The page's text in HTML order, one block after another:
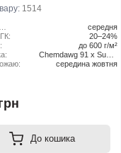
1514
середня
20–24%
до 600 г/м²
Chemdawg 91 x Super
Skunk
середина жовтня
До кошика